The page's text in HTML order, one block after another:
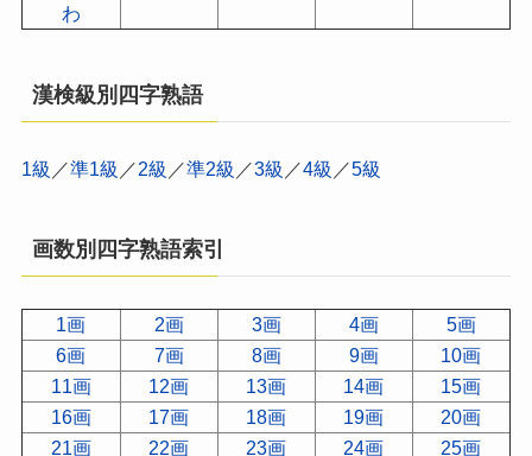
わ
漢検級別四字熟語
1級 ／準1級 ／2級 ／準2級 ／3級 ／4級 ／5級
画数別四字熟語索引
1画 2画 3画 4画
5画
6画
7画 8画 9画
10画
11画
12画 13画 14画
15画
16画
17画 18画 19画
20画
21画
22画 23画 24画
25画